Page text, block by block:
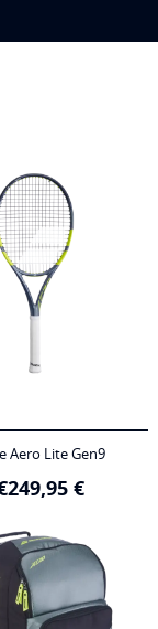
Aero Lite Gen9
249,95 €